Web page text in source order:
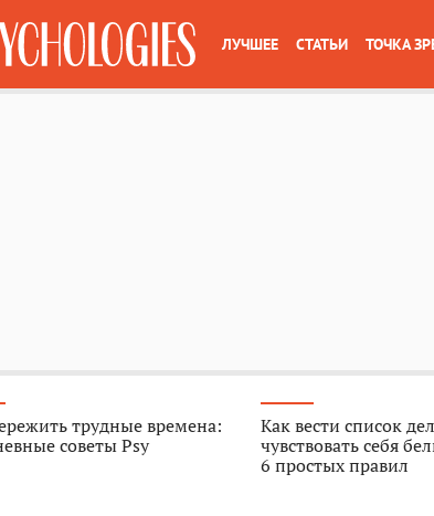
ЛУЧШЕЕ СТАТЬИ ТОЧКА
трудные времена:
советы Psy
Как вести список
чувствовать себя
6 простых правил